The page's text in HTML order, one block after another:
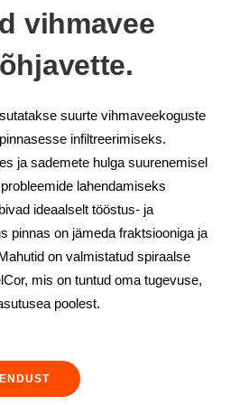
vihmavee
suurte vihmaveekoguste
infiltreerimiseks.
ja sademete hulga suurenemisel
lahendamiseks
ideaalselt tööstus- ja
pinnas on jämeda fraktsiooniga ja
on valmistatud spiraalse
mis on tuntud oma tugevuse,
poolest.